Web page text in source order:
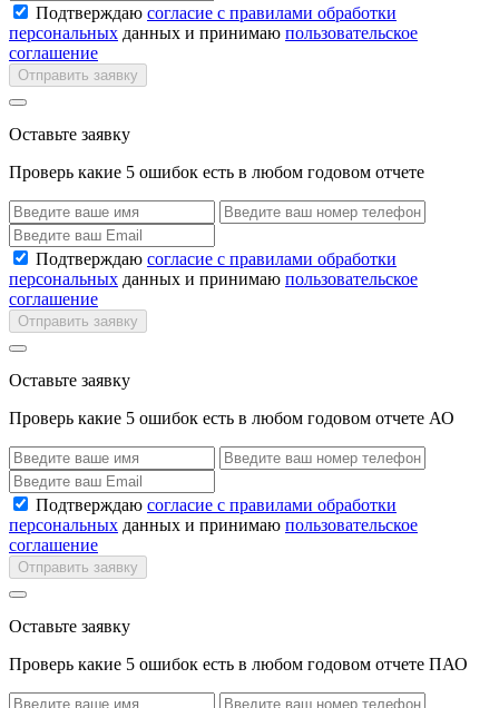
Подтверждаю согласие с правилами обработки
персональных данных и принимаю пользовательское
соглашение
Отправить заявку
Оставьте заявку
Проверь какие 5 ошибок есть в любом годовом отчете
Подтверждаю согласие с правилами обработки
персональных данных и принимаю пользовательское
соглашение
Отправить заявку
Оставьте заявку
Проверь какие 5 ошибок есть в любом годовом отчете АО
Подтверждаю согласие с правилами обработки
персональных данных и принимаю пользовательское
соглашение
Отправить заявку
Оставьте заявку
Проверь какие 5 ошибок есть в любом годовом отчете ПАО